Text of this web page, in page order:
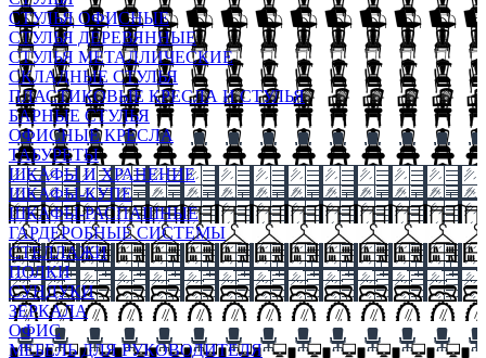
СТУЛЬЯ ОФИСНЫЕ
СТУЛЬЯ ДЕРЕВЯННЫЕ
СТУЛЬЯ МЕТАЛЛИЧЕСКИЕ
СКЛАДНЫЕ СТУЛЬЯ
ПЛАСТИКОВЫЕ КРЕСЛА И СТУЛЬЯ
БАРНЫЕ СТУЛЬЯ
ОФИСНЫЕ КРЕСЛА
ТАБУРЕТЫ
ШКАФЫ И ХРАНЕНИЕ
ШКАФЫ-КУПЕ
ШКАФЫ-РАСПАШНЫЕ
ГАРДЕРОБНЫЕ СИСТЕМЫ
СТЕЛЛАЖИ
ПОЛКИ
СУНДУКИ
ЗЕРКАЛА
ОФИС
МЕБЕЛЬ ДЛЯ РУКОВОДИТЕЛЯ